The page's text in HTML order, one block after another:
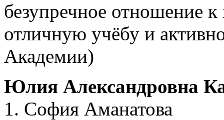
безупречное отношение к
отличную учёбу и
Академии)
Юлия Александровна
1. София Аманатова